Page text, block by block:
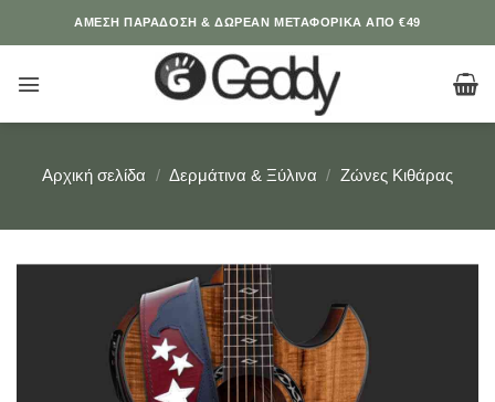
ΆΜΕΣΗ ΠΑΡΑΔΟΣΗ & ΔΩΡΕΑΝ ΜΕΤΑΦΟΡΙΚΑ ΑΠΟ €49
Αρχική σελίδα / Δερμάτινα & Ξύλινα / Ζώνες Κιθάρας